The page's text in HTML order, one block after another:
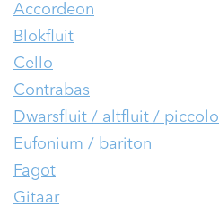
Accordeon
Blokfluit
Cello
Contrabas
Dwarsfluit / altfluit / piccolo
Eufonium / bariton
Fagot
Gitaar